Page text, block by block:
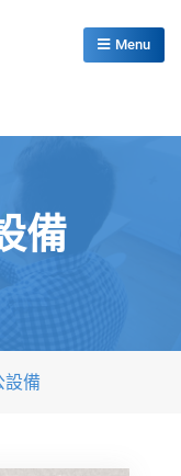
Corp.
Menu
備
設備